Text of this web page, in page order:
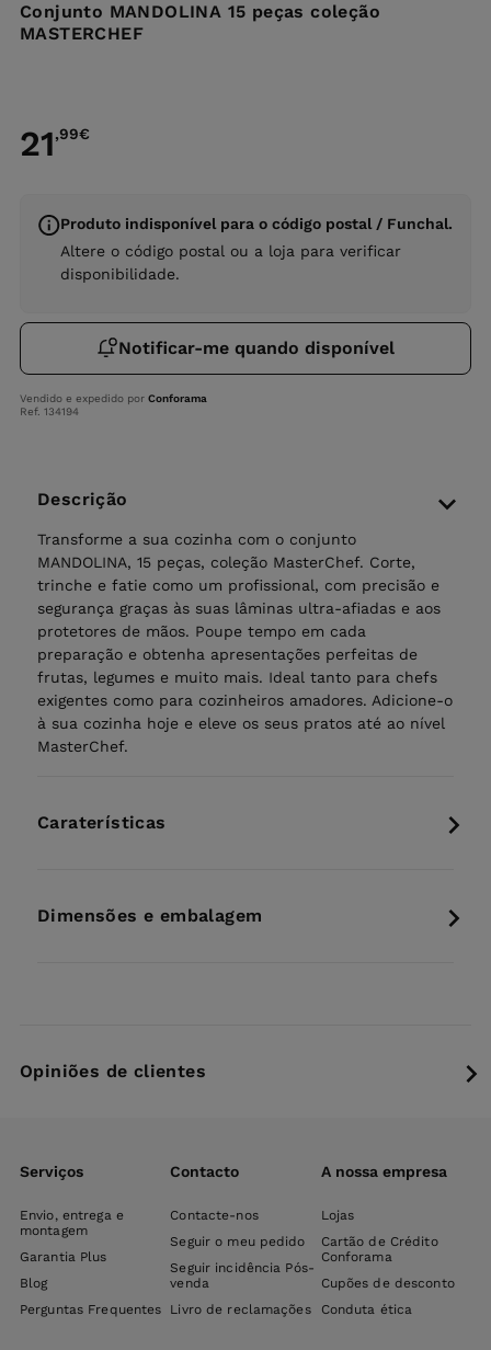
Conjunto MANDOLINA 15 peças coleção
MASTERCHEF
21,99€
Produto indisponível para o código postal / Funchal.
Altere o código postal ou a loja para verificar
disponibilidade.
Notificar-me quando disponível
Vendido e expedido por Conforama
Ref. 134194
Descrição
Transforme a sua cozinha com o conjunto
MANDOLINA, 15 peças, coleção MasterChef. Corte,
trinche e fatie como um profissional, com precisão e
segurança graças às suas lâminas ultra-afiadas e aos
protetores de mãos. Poupe tempo em cada
preparação e obtenha apresentações perfeitas de
frutas, legumes e muito mais. Ideal tanto para chefs
exigentes como para cozinheiros amadores. Adicione-o
à sua cozinha hoje e eleve os seus pratos até ao nível
MasterChef.
Caraterísticas
Dimensões e embalagem
Opiniões de clientes
Serviços
Envio, entrega e
montagem
Garantia Plus
Blog
Perguntas Frequentes
Contacto
Contacte-nos
Seguir o meu pedido
Seguir incidência Pós-
venda
Livro de reclamações
A nossa empresa
Lojas
Cartão de Crédito
Conforama
Cupões de desconto
Conduta ética